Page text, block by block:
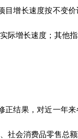
目增长速度按不变
际增长速度；其他
正结果，对近一年
社会消费品零售总